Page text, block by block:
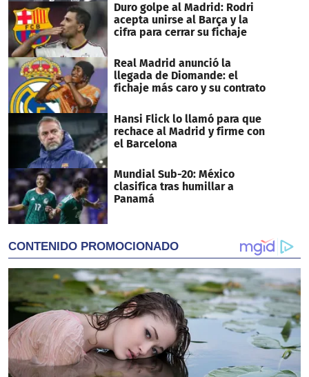
Duro golpe al Madrid: Rodri
acepta unirse al Barça y la
cifra para cerrar su fichaje
Real Madrid anunció la
llegada de Diomande: el
fichaje más caro y su contrato
Hansi Flick lo llamó para que
rechace al Madrid y firme con
el Barcelona
Mundial Sub-20: México
clasifica tras humillar a
Panamá